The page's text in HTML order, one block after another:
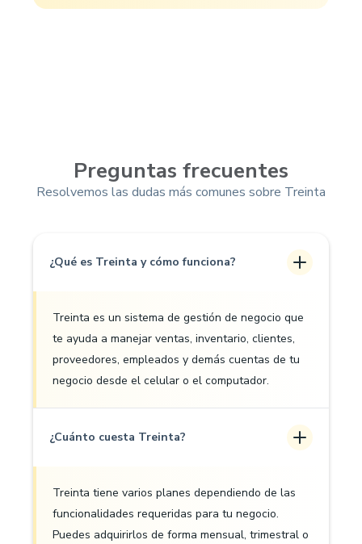
Preguntas frecuentes
Resolvemos las dudas más comunes sobre Treinta
¿Qué es Treinta y cómo funciona?
Treinta es un sistema de gestión de negocio que
te ayuda a manejar ventas, inventario, clientes,
proveedores, empleados y demás cuentas de tu
negocio desde el celular o el computador.
¿Cuánto cuesta Treinta?
Treinta tiene varios planes dependiendo de las
funcionalidades requeridas para tu negocio.
Puedes adquirirlos de forma mensual, trimestral o